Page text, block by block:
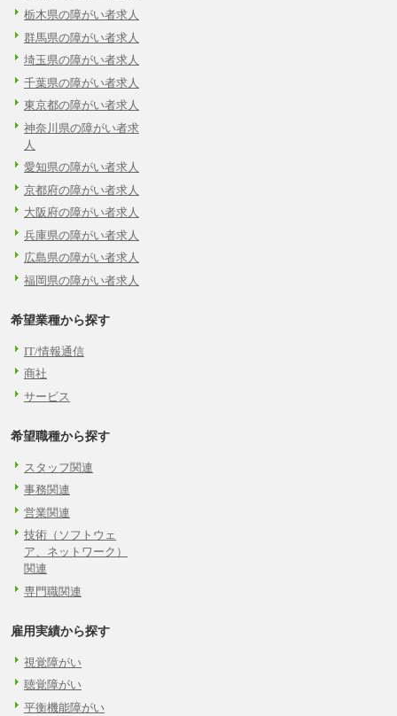
栃木県の障がい者求人
群馬県の障がい者求人
埼玉県の障がい者求人
千葉県の障がい者求人
東京都の障がい者求人
神奈川県の障がい者求
人
愛知県の障がい者求人
京都府の障がい者求人
大阪府の障がい者求人
兵庫県の障がい者求人
広島県の障がい者求人
福岡県の障がい者求人
希望業種から探す
IT/情報通信
商社
サービス
希望職種から探す
スタッフ関連
事務関連
営業関連
技術（ソフトウェ
ア、ネットワーク）
関連
専門職関連
雇用実績から探す
視覚障がい
聴覚障がい
平衡機能障がい